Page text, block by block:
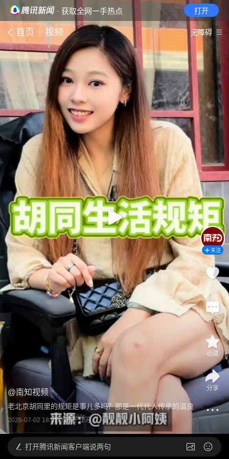
· 获取全网一手热点 打开
首页 视频 无障碍
@南知视频
老北京胡同里的规矩是事儿多吗？那是一代代人传承的温良
2026-07-02 18:01 发布于江苏
关注
2
评论
收藏
分享
打开腾讯新闻客户端说两句